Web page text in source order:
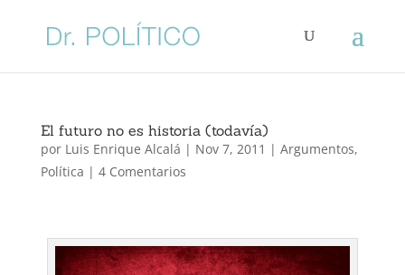
El futuro no es historia (todavía)
por Luis Enrique Alcalá | Nov 7, 2011 | Argumentos,
Política | 4 Comentarios